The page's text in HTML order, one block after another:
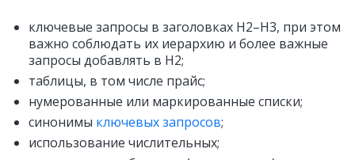
ключевые запросы в заголовках H2–H3, при этом
важно соблюдать их иерархию и более важные
запросы добавлять в H2;
таблицы, в том числе прайс;
нумерованные или маркированные списки;
синонимы ключевых запросов;
использование числительных;